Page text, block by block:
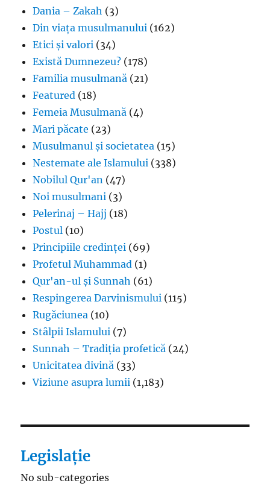
Dania – Zakah (3)
Din viața musulmanului (162)
Etici și valori (34)
Există Dumnezeu? (178)
Familia musulmană (21)
Featured (18)
Femeia Musulmană (4)
Mari păcate (23)
Musulmanul și societatea (15)
Nestemate ale Islamului (338)
Nobilul Qur'an (47)
Noi musulmani (3)
Pelerinaj – Hajj (18)
Postul (10)
Principiile credinței (69)
Profetul Muhammad (1)
Qur'an-ul și Sunnah (61)
Respingerea Darvinismului (115)
Rugăciunea (10)
Stâlpii Islamului (7)
Sunnah – Tradiția profetică (24)
Unicitatea divină (33)
Viziune asupra lumii (1,183)
Legislație
No sub-categories